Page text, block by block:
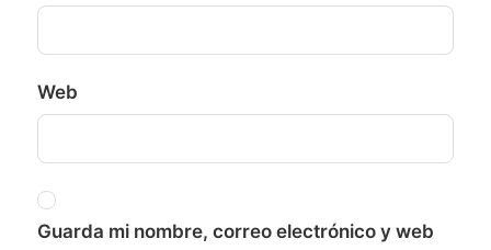
Web
Guarda mi nombre, correo electrónico y web